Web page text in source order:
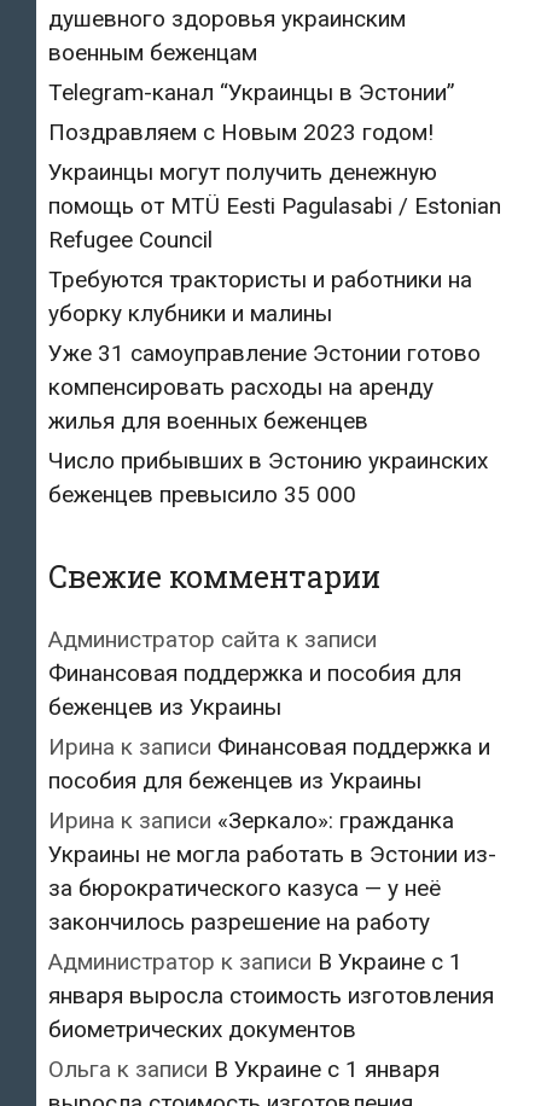
душевного здоровья украинским
военным беженцам
Telegram-канал “Украинцы в Эстонии”
Поздравляем с Новым 2023 годом!
Украинцы могут получить денежную
помощь от MTÜ Eesti Pagulasabi / Estonian
Refugee Council
Требуются трактористы и работники на
уборку клубники и малины
Уже 31 самоуправление Эстонии готово
компенсировать расходы на аренду
жилья для военных беженцев
Число прибывших в Эстонию украинских
беженцев превысило 35 000
Свежие комментарии
Администратор сайта к записи
Финансовая поддержка и пособия для
беженцев из Украины
Ирина к записи Финансовая поддержка и
пособия для беженцев из Украины
Ирина к записи «Зеркало»: гражданка
Украины не могла работать в Эстонии из-
за бюрократического казуса — у неё
закончилось разрешение на работу
Администратор к записи В Украине с 1
января выросла стоимость изготовления
биометрических документов
Ольга к записи В Украине с 1 января